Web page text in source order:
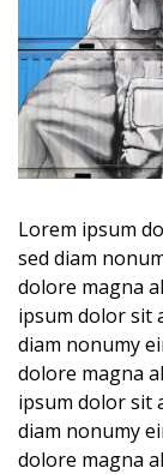
Lorem ipsum
sed diam
dolore magna
ipsum dolor sit
diam nonumy
dolore magna
ipsum dolor sit
diam nonumy
dolore magna